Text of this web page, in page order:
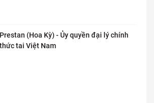
Prestan (Hoa Kỳ) - Ủy quyền đại lý chính
thức tai Việt Nam